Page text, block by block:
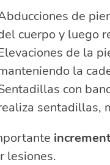
de
cuerpo y luego
de la
la
con
sentadillas,
lesiones.